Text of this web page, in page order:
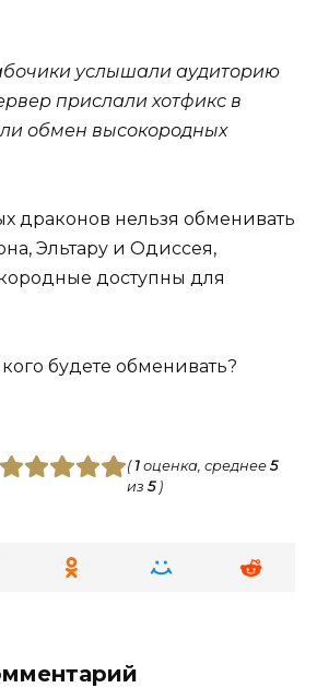
услышали аудиторию
прислали хотфикс в
обмен высокородных
драконов нельзя обменивать
Эльтару и Одиссея,
доступны для
будете обменивать?
( 1оценка, среднее 5
из 5)